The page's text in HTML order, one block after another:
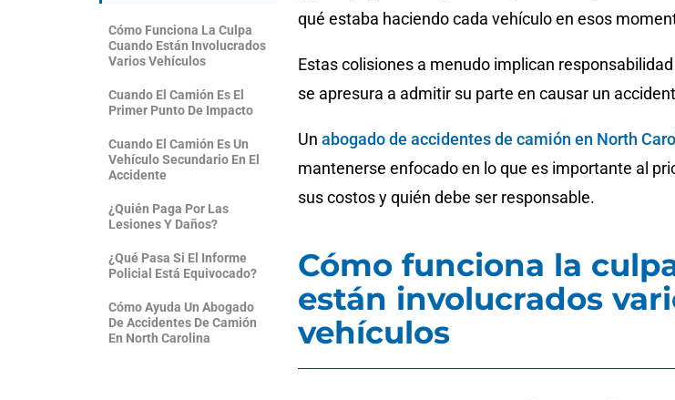
Cómo Funciona La Culpa
Cuando Están Involucrados
Varios Vehículos
Cuando El Camión Es El
Primer Punto De Impacto
Cuando El Camión Es Un
Vehículo Secundario En El
Accidente
¿Quién Paga Por Las
Lesiones Y Daños?
¿Qué Pasa Si El Informe
Policial Está Equivocado?
Cómo Ayuda Un Abogado
De Accidentes De Camión
En North Carolina
qué estaba haciendo cada vehículo en esos
Estas colisiones a menudo implican
se apresura a admitir su parte en causar un
Un abogado de accidentes de camión en North
mantenerse enfocado en lo que es importante al
sus costos y quién debe ser responsable.
Cómo funciona la
están involucrados
vehículos